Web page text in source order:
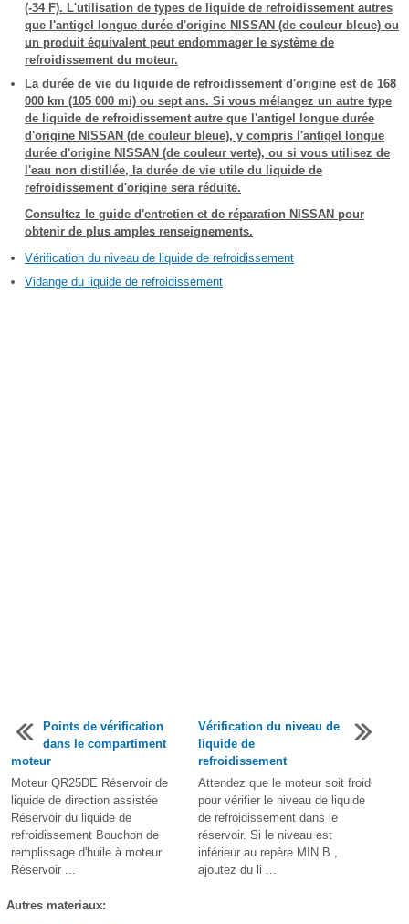
(-34 F). L'utilisation de types de liquide de refroidissement autres
que l'antigel longue durée d'origine NISSAN (de couleur bleue) ou
un produit équivalent peut endommager le système de
refroidissement du moteur.
La durée de vie du liquide de refroidissement d'origine est de 168
000 km (105 000 mi) ou sept ans. Si vous mélangez un autre type
de liquide de refroidissement autre que l'antigel longue durée
d'origine NISSAN (de couleur bleue), y compris l'antigel longue
durée d'origine NISSAN (de couleur verte), ou si vous utilisez de
l'eau non distillée, la durée de vie utile du liquide de
refroidissement d'origine sera réduite.
Consultez le guide d'entretien et de réparation NISSAN pour
obtenir de plus amples renseignements.
Vérification du niveau de liquide de refroidissement
Vidange du liquide de refroidissement
Points de vérification
dans le compartiment
moteur
Moteur QR25DE Réservoir de
liquide de direction assistée
Réservoir du liquide de
refroidissement Bouchon de
remplissage d'huile à moteur
Réservoir ...
Vérification du niveau de
liquide de
refroidissement
Attendez que le moteur soit froid
pour vérifier le niveau de liquide
de refroidissement dans le
réservoir. Si le niveau est
inférieur au repère MIN B ,
ajoutez du li ...
Autres materiaux: